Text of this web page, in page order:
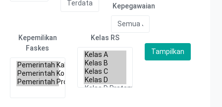
Kepegawaian
Kepemilikan
Faskes
Kelas RS